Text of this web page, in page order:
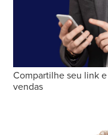
Compartilhe seu link
vendas